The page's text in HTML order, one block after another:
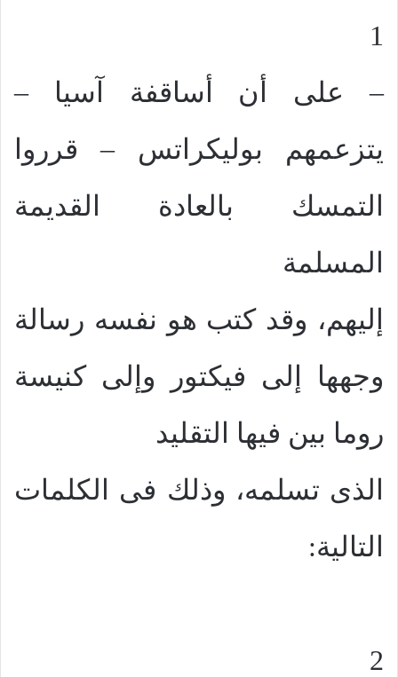
1
– على أن أساقفة آسيا –
يتزعمهم بوليكراتس – قرروا
التمسك بالعادة القديمة
المسلمة
إليهم، وقد كتب هو نفسه رسالة
وجهها إلى فيكتور وإلى كنيسة
روما بين فيها التقليد
الذى تسلمه، وذلك فى الكلمات
التالية:
2